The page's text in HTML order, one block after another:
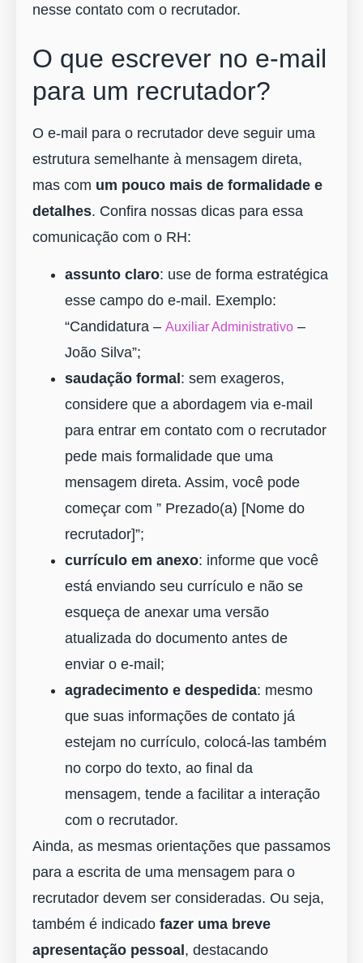
nesse contato com o recrutador.
O que escrever no e-mail
para um recrutador?
O e-mail para o recrutador deve seguir uma
estrutura semelhante à mensagem direta,
mas com um pouco mais de formalidade e
detalhes. Confira nossas dicas para essa
comunicação com o RH:
assunto claro: use de forma estratégica
esse campo do e-mail. Exemplo:
“Candidatura – Auxiliar Administrativo –
João Silva”;
saudação formal: sem exageros,
considere que a abordagem via e-mail
para entrar em contato com o recrutador
pede mais formalidade que uma
mensagem direta. Assim, você pode
começar com ” Prezado(a) [Nome do
recrutador]”;
currículo em anexo: informe que você
está enviando seu currículo e não se
esqueça de anexar uma versão
atualizada do documento antes de
enviar o e-mail;
agradecimento e despedida: mesmo
que suas informações de contato já
estejam no currículo, colocá-las também
no corpo do texto, ao final da
mensagem, tende a facilitar a interação
com o recrutador.
Ainda, as mesmas orientações que passamos
para a escrita de uma mensagem para o
recrutador devem ser consideradas. Ou seja,
também é indicado fazer uma breve
apresentação pessoal, destacando